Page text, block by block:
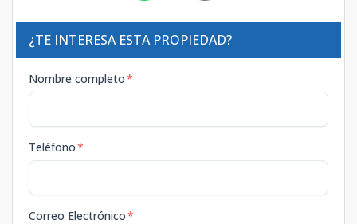
¿TE INTERESA ESTA PROPIEDAD?
Nombre completo*
Teléfono*
Correo Electrónico*